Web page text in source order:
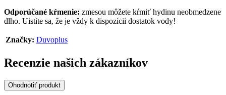
Odporúčané kŕmenie: zmesou môžete kŕmiť hydinu neobmedzene
dlho. Uistite sa, že je vždy k dispozícii dostatok vody!
Značky: Duvoplus
Recenzie našich zákazníkov
Ohodnotiť produkt